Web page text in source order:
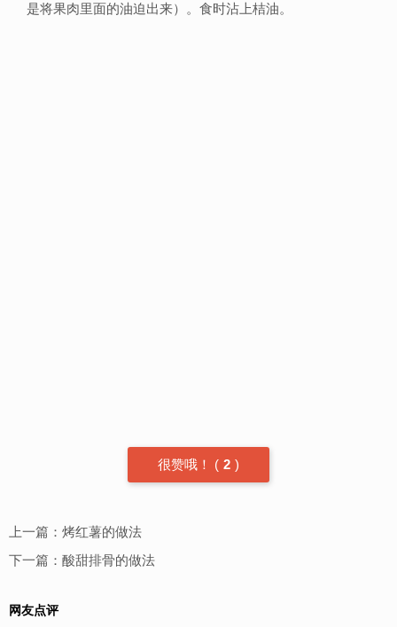
是将果肉里面的油迫出来）。食时沾上桔油。
很赞哦！ ( 2 )
上一篇： 烤红薯的做法
下一篇： 酸甜排骨的做法
网友点评